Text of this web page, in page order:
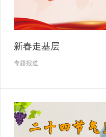
新春走基层
专题报道